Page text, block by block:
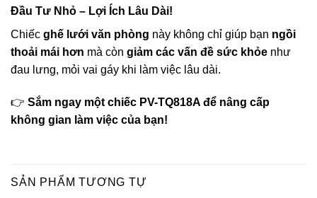
Đầu Tư Nhỏ – Lợi Ích Lâu Dài!
Chiếc ghế lưới văn phòng này không chỉ giúp bạn ngồi
thoải mái hơn mà còn giảm các vấn đề sức khỏe như
đau lưng, mỏi vai gáy khi làm việc lâu dài.
👉 Sắm ngay một chiếc PV-TQ818A để nâng cấp
không gian làm việc của bạn!
SẢN PHẨM TƯƠNG TỰ